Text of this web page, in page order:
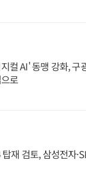
컬 AI' 동맹 강화, 구
로
재 검토, 삼성전자